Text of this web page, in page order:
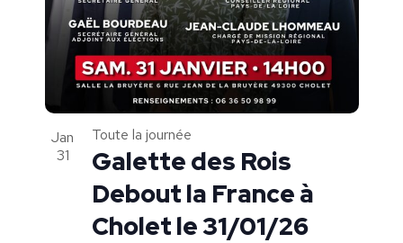
Jan
31
Galette des Rois
Debout la France à
Cholet le 31/01/26
Toute la journée